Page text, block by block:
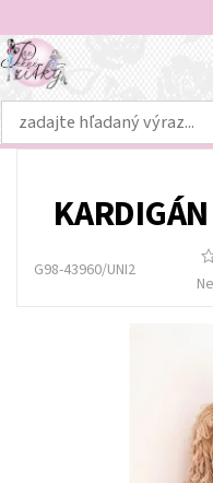
G98-43960/UNI2